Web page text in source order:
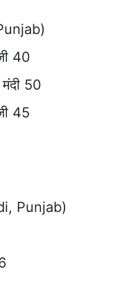
40
50
45
Punjab)